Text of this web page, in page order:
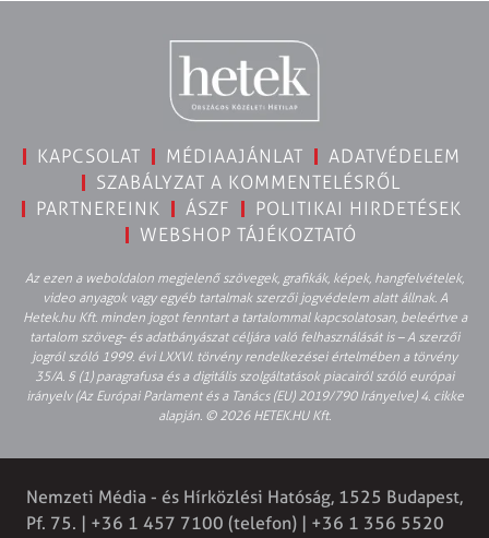
KAPCSOLAT MÉDIAAJÁNLAT
ADATVÉDELEM
SZABÁLYZAT A KOMMENTELÉSRŐL
PARTNEREINK
ÁSZF
POLITIKAI HIRDETÉSEK
WEBSHOP TÁJÉKOZTATÓ
Az ezen a weboldalon megjelenő szövegek, grafikák, képek, hangfelvételek,
video anyagok vagy egyéb tartalmak szerzői jogvédelem alatt állnak. A
Hetek.hu Kft. minden jogot fenntart a tartalommal kapcsolatosan, beleértve a
tartalom szöveg- és adatbányászat céljára való felhasználását is – A szerzői
jogról szóló 1999. évi LXXVI. törvény rendelkezései értelmében a törvény
35/A. § (1) paragrafusa és a digitális szolgáltatások piacairól szóló európai
irányelv (Az Európai Parlament és a Tanács (EU) 2019/790 Irányelve) 4. cikke
alapján. © 2026 HETEK.HU Kft.
Nemzeti Média - és Hírközlési Hatóság, 1525 Budapest,
Pf. 75. | +36 1 457 7100 (telefon) | +36 1 356 5520